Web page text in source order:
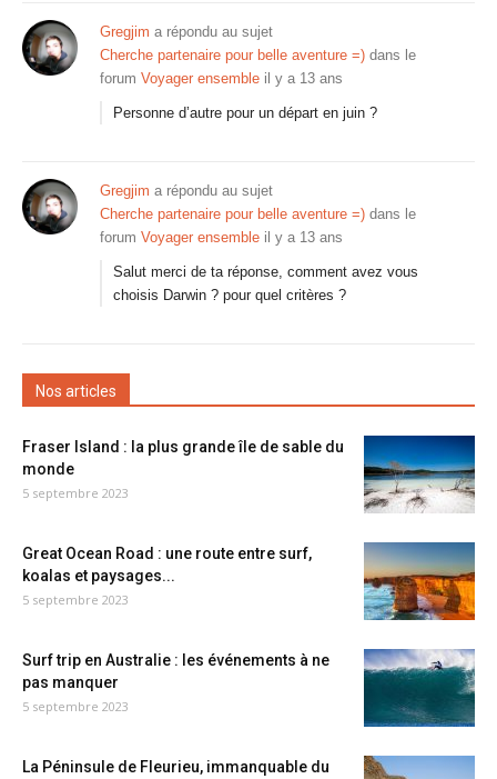
Gregjim a répondu au sujet
Cherche partenaire pour belle aventure =) dans le
forum Voyager ensemble il y a 13 ans
Personne d’autre pour un départ en juin ?
Gregjim a répondu au sujet
Cherche partenaire pour belle aventure =) dans le
forum Voyager ensemble il y a 13 ans
Salut merci de ta réponse, comment avez vous
choisis Darwin ? pour quel critères ?
Nos articles
Fraser Island : la plus grande île de sable du
monde
5 septembre 2023
Great Ocean Road : une route entre surf,
koalas et paysages...
5 septembre 2023
Surf trip en Australie : les événements à ne
pas manquer
5 septembre 2023
La Péninsule de Fleurieu, immanquable du